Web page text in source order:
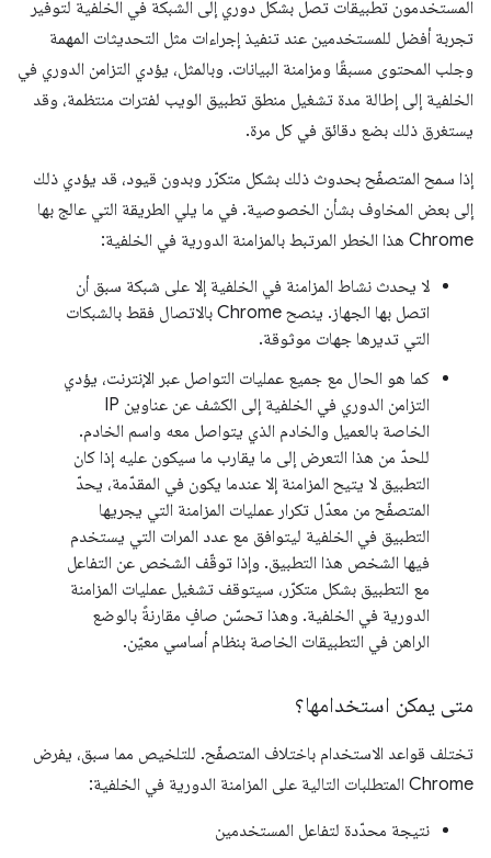
المستخدمون تطبيقات تصل بشكل دوري إلى الشبكة في الخلفية لتوفير
تجربة أفضل للمستخدمين عند تنفيذ إجراءات مثل التحديثات المهمة
وجلب المحتوى مسبقًا ومزامنة البيانات. وبالمثل، يؤدي التزامن الدوري في
الخلفية إلى إطالة مدة تشغيل منطق تطبيق الويب لفترات منتظمة، وقد
يستغرق ذلك بضع دقائق في كل مرة.
إذا سمح المتصفّح بحدوث ذلك بشكل متكرّر وبدون قيود، قد يؤدي ذلك
إلى بعض المخاوف بشأن الخصوصية. في ما يلي الطريقة التي عالج بها
Chrome هذا الخطر المرتبط بالمزامنة الدورية في الخلفية:
لا يحدث نشاط المزامنة في الخلفية إلا على شبكة سبق أن
اتصل بها الجهاز. ينصح Chrome بالاتصال فقط بالشبكات
التي تديرها جهات موثوقة.
كما هو الحال مع جميع عمليات التواصل عبر الإنترنت، يؤدي
التزامن الدوري في الخلفية إلى الكشف عن عناوين IP
الخاصة بالعميل والخادم الذي يتواصل معه واسم الخادم.
للحدّ من هذا التعرض إلى ما يقارب ما سيكون عليه إذا كان
التطبيق لا يتيح المزامنة إلا عندما يكون في المقدّمة، يحدّ
المتصفّح من معدّل تكرار عمليات المزامنة التي يجريها
التطبيق في الخلفية ليتوافق مع عدد المرات التي يستخدم
فيها الشخص هذا التطبيق. وإذا توقّف الشخص عن التفاعل
مع التطبيق بشكل متكرّر، سيتوقف تشغيل عمليات المزامنة
الدورية في الخلفية. وهذا تحسّن صافٍ مقارنةً بالوضع
الراهن في التطبيقات الخاصة بنظام أساسي معيّن.
متى يمكن استخدامها؟
تختلف قواعد الاستخدام باختلاف المتصفّح. للتلخيص مما سبق، يفرض
Chrome المتطلبات التالية على المزامنة الدورية في الخلفية:
نتيجة محدّدة لتفاعل المستخدمين